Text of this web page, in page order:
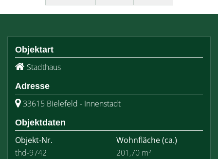
Objektart
Stadthaus
Adresse
33615 Bielefeld - Innenstadt
Objektdaten
Objekt-Nr.
thd-9742
Wohnfläche(ca.)
201,70 m²